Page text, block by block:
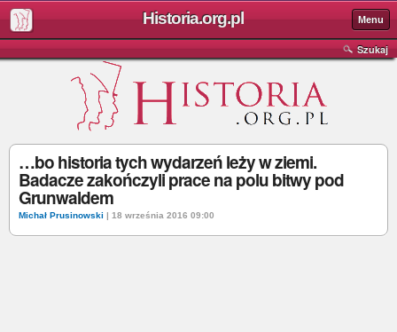
Historia.org.pl Menu
Szukaj
…bo historia tych wydarzeń leży w ziemi.
Badacze zakończyli prace na polu bitwy pod
Grunwaldem
Michał Prusinowski | 18 września 2016 09:00